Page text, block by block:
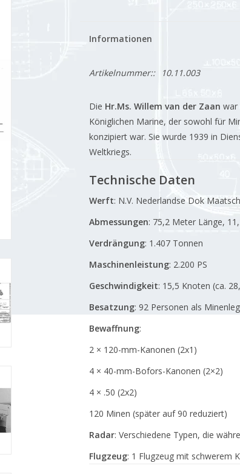
Informationen
Artikelnummer:: 10.11.003
Die Hr.Ms. Willem van der Zaan war
Königlichen Marine, der sowohl für
konzipiert war. Sie wurde 1939 in
Weltkriegs.
Technische Daten
Werft: N.V. Nederlandse Dok
Abmessungen: 75,2 Meter Länge,
Verdrängung: 1.407 Tonnen
Maschinenleistung: 2.200 PS
Geschwindigkeit: 15,5 Knoten (ca.
Besatzung: 92 Personen als
Bewaffnung:
2 × 120-mm-Kanonen (2x1)
4 × 40-mm-Bofors-Kanonen (2×2)
4 × .50 (2x2)
120 Minen (später auf 90 reduziert)
Radar: Verschiedene Typen, die
Flugzeug: 1 Flugzeug mit schwerem